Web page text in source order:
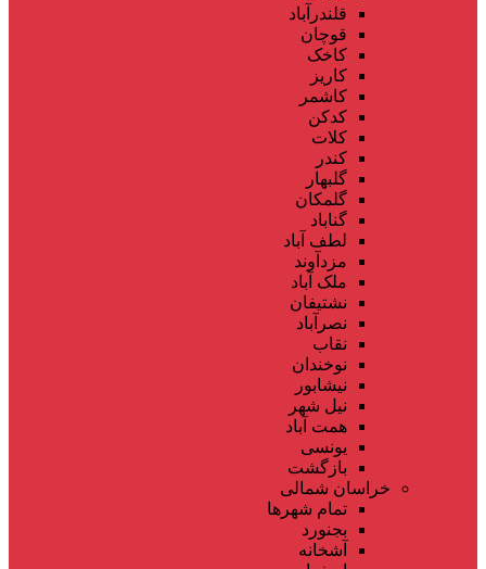
قلندرآباد
قوچان
کاخک
کاریز
کاشمر
کدکن
کلات
کندر
گلبهار
گلمکان
گناباد
لطف آباد
مزدآوند
ملک آباد
نشتیفان
نصرآباد
نقاب
نوخندان
نیشابور
نیل شهر
همت آباد
یونسی
بازگشت
خراسان شمالی
تمام شهر‌ها
بجنورد
آشخانه